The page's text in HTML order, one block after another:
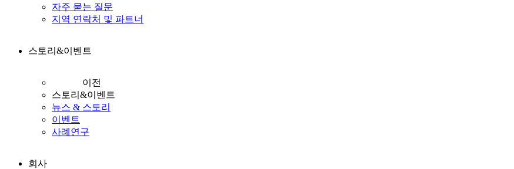
자주 묻는 질문
지역 연락처 및 파트너
스토리&이벤트
이전
스토리&이벤트
뉴스 & 스토리
이벤트
사례연구
회사